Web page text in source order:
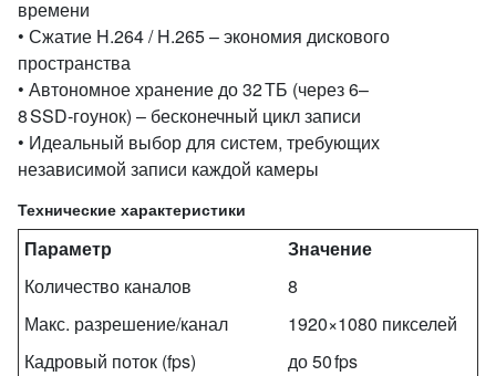
времени
• Сжатие H.264 / H.265 – экономия дискового
пространства
• Автономное хранение до 32 ТБ (через 6–
8 SSD‑гоунок) – бесконечный цикл записи
• Идеальный выбор для систем, требующих
независимой записи каждой камеры
Технические характеристики
Параметр
Значение
Количество каналов
8
Макс. разрешение/канал
1920×1080 пикселей
Кадровый поток (fps)
до 50 fps